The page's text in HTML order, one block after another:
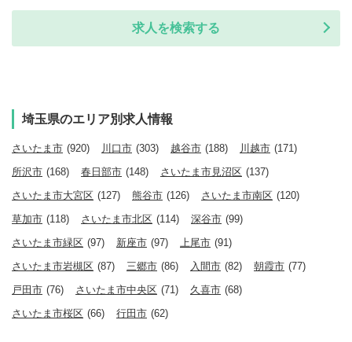
求人を検索する
埼玉県のエリア別求人情報
さいたま市 (920) 川口市 (303) 越谷市 (188) 川越市 (171)
所沢市 (168) 春日部市 (148) さいたま市見沼区 (137)
さいたま市大宮区 (127) 熊谷市 (126) さいたま市南区 (120)
草加市 (118) さいたま市北区 (114) 深谷市 (99)
さいたま市緑区 (97) 新座市 (97) 上尾市 (91)
さいたま市岩槻区 (87) 三郷市 (86) 入間市 (82) 朝霞市 (77)
戸田市 (76) さいたま市中央区 (71) 久喜市 (68)
さいたま市桜区 (66) 行田市 (62)